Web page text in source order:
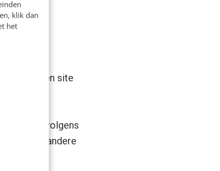
klik dan
het
het
op je eigen site
die je vervolgens
van andere